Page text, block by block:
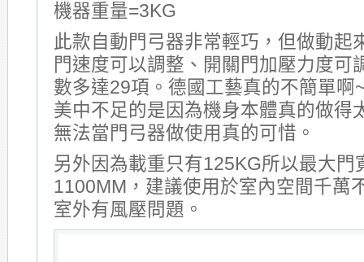
機器重量=3KG
此款自動門弓器非常輕巧，但做動起
門速度可以調整、開關門加壓力度可
數多達29項。德國工藝真的不簡單啊
美中不足的是因為機身本體真的做得
無法當門弓器做使用真的可惜。
另外因為載重只有125KG所以最大門
1100MM，建議使用於室內空間千萬
室外有風壓問題。